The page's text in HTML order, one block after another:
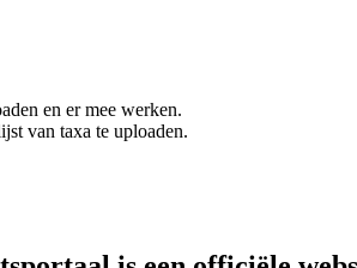
en er mee werken.
van taxa te uploaden.